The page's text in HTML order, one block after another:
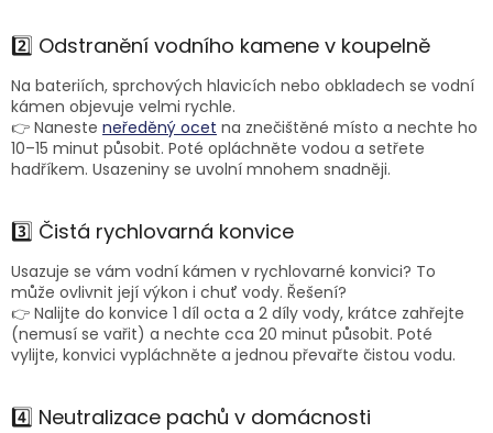
2️⃣ Odstranění vodního kamene v koupelně
Na bateriích, sprchových hlavicích nebo obkladech se vodní
kámen objevuje velmi rychle.
👉 Naneste neředěný ocet na znečištěné místo a nechte ho
10–15 minut působit. Poté opláchněte vodou a setřete
hadříkem. Usazeniny se uvolní mnohem snadněji.
3️⃣ Čistá rychlovarná konvice
Usazuje se vám vodní kámen v rychlovarné konvici? To
může ovlivnit její výkon i chuť vody. Řešení?
👉 Nalijte do konvice 1 díl octa a 2 díly vody, krátce zahřejte
(nemusí se vařit) a nechte cca 20 minut působit. Poté
vylijte, konvici vypláchněte a jednou převařte čistou vodu.
4️⃣ Neutralizace pachů v domácnosti